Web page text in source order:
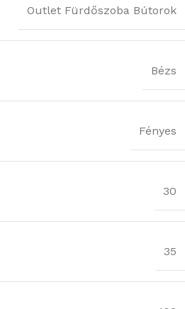
Outlet Fürdőszoba Bútorok
Bézs
Fényes
30
35